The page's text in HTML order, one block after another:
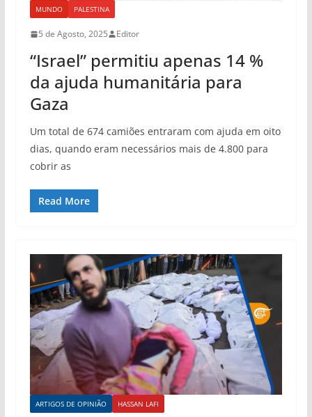
MUNDO PALESTINA
5 de Agosto, 2025 Editor
“Israel” permitiu apenas 14 %
da ajuda humanitária para
Gaza
Um total de 674 camiões entraram com ajuda em oito
dias, quando eram necessários mais de 4.800 para
cobrir as
Read More
ARTIGOS DE OPINIÃO HASSAN LAFI